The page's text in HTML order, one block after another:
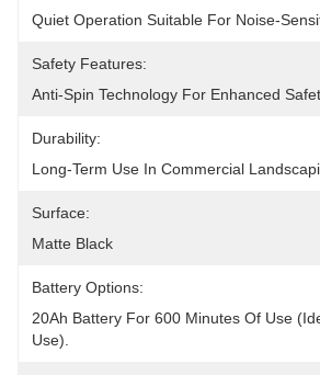
Quiet Operation Suitable For Noise-
Safety Features:
Anti-Spin Technology For Enhanced
Durability:
Long-Term Use In Commercial
Surface:
Matte Black
Battery Options:
20Ah Battery For 600 Minutes Of Use
Use).